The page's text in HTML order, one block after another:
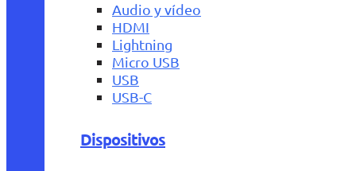
Audio y vídeo
HDMI
Lightning
Micro USB
USB
USB-C
Dispositivos